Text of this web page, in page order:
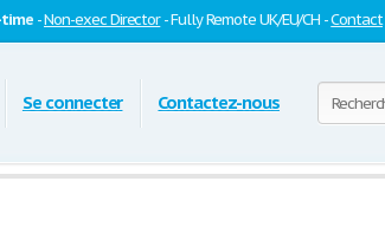
-Non-exec Director- Fully Remote UK/EU/CH -Contact
Se connecter Contactez-nous